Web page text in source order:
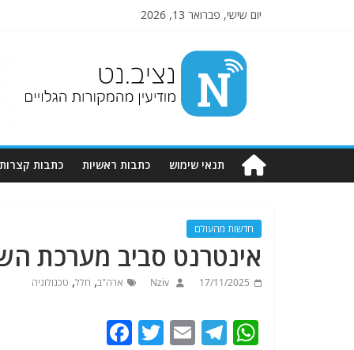
יום שישי, פברואר 13, 2026
Nziv.net
מודיעין
מהמקורות
תנאי שימוש כתבות ראשיות כתבות קצרות
חדשות מהעולם
אינטרנט סביב מערכת
17/11/2025
Nziv ארה"ב, חלל, טכנולוגיה
W
T
E
T